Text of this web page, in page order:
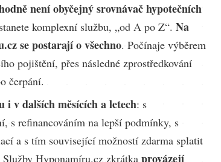
není obyčejný srovnávač hypotečních
komplexní službu, „od A po Z“. Na
se postarají o všechno. Počínaje výběrem
pojištění, přes následné zprostředkování
čerpání.
i v dalších měsících a letech: s
s refinancováním na lepší podmínky, s
a s tím související možností zdarma splatit
Hyponamíru.cz zkrátka provázejí